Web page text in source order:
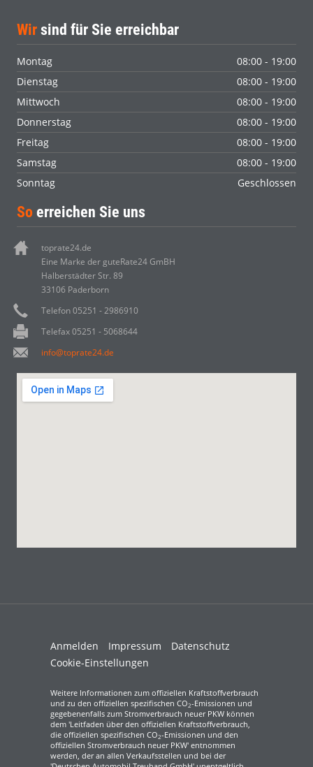
Wir sind für Sie erreichbar
Montag
08:00 - 19:00
Dienstag
08:00 - 19:00
Mittwoch
08:00 - 19:00
Donnerstag
08:00 - 19:00
Freitag
08:00 - 19:00
Samstag
08:00 - 19:00
Sonntag
Geschlossen
So erreichen Sie uns
toprate24.de
Eine Marke der guteRate24 GmBH
Halberstädter Str. 89
33106 Paderborn
Telefon 05251 - 2986910
Telefax 05251 - 5068644
info@toprate24.de
Anmelden Impressum
Datenschutz
Cookie-Einstellungen
Weitere Informationen zum offiziellen Kraftstoffverbrauch
und zu den offiziellen spezifischen CO2-Emissionen und
gegebenenfalls zum Stromverbrauch neuer PKW können
dem 'Leitfaden über den offiziellen Kraftstoffverbrauch,
die offiziellen spezifischen CO2-Emissionen und den
offiziellen Stromverbrauch neuer PKW' entnommen
werden, der an allen Verkaufsstellen und bei der